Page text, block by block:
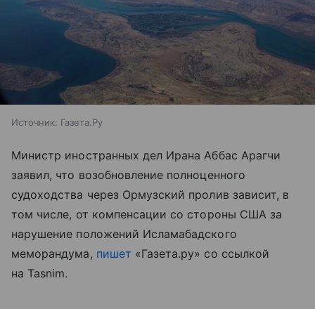
Источник: Газета.Ру
Министр иностранных дел Ирана Аббас Арагчи
заявил, что возобновление полноценного
судоходства через Ормузский пролив зависит, в
том числе, от компенсации со стороны США за
нарушение положений Исламабадского
меморандума, пишет «Газета.ру» со ссылкой
на Tasnim.